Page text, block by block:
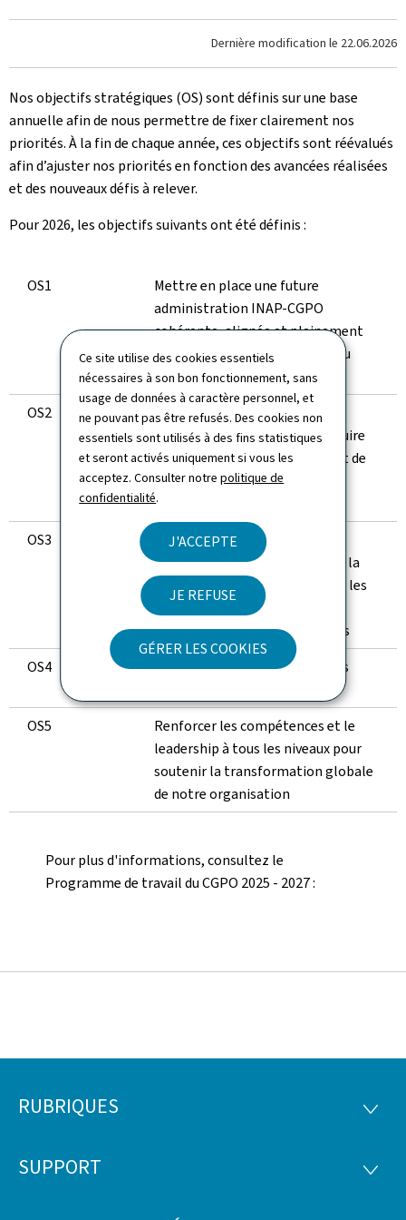
Ce site utilise des cookies essentiels
nécessaires à son bon fonctionnement, sans
usage de données à caractère personnel, et
ne pouvant pas être refusés. Des cookies non
essentiels sont utilisés à des fins statistiques
et seront activés uniquement si vous les
acceptez. Consulter notrepolitique de
confidentialité.
J'ACCEPTE
JE REFUSE
GÉRER LES COOKIES
Dernière modification le 22.06.2026
Nos objectifs stratégiques (OS) sont définis sur une base
annuelle afin de nous permettre de fixer clairement nos
priorités. À la fin de chaque année, ces objectifs sont réévalués
afin d’ajuster nos priorités en fonction des avancées réalisées
et des nouveaux défis à relever.
Pour 2026, les objectifs suivants ont été définis :
OS1
Mettre en place une future
administration INAP-CGPO
cohérente, alignée et pleinement
opérationnelle pour les défis du
futur
OS2
Garantir des processus métier
fiables et maîtrisés afin de réduire
significativement les erreurs et de
stabiliser durablement la
performance opérationnelle
OS3
Poursuivre la transformation
digitale des processus RH et de la
formation pour mieux soutenir les
besoins de nos collaborateurs
internes et des administrations
OS4
Fournir un service centré sur les
OS5
Renforcer les compétences et le
leadership à tous les niveaux pour
soutenir la transformation globale
de notre organisation
Pour plus d'informations, consultez le
Programme de travail du CGPO 2025 - 2027 :
Pied
page
RUBRIQUES
SUPPORT